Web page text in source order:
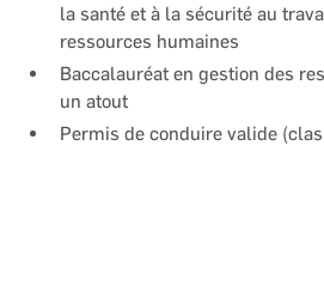
la santé et à la sécurité au
ressources humaines
Baccalauréat en gestion des
un atout
Permis de conduire valide